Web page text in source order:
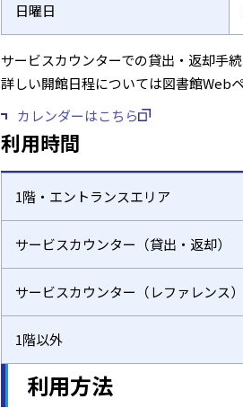
日曜日
サービスカウンターでの貸出・返却手
詳しい開館日程については図書館Web
カレンダーはこちら
利用時間
1階・エントランスエリア
サービスカウンター（貸出・返却）
サービスカウンター（レファレンス）
1階以外
利用方法